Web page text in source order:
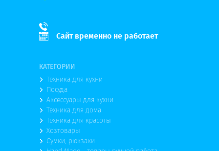
Сайт временно не работает
КАТЕГОРИИ
Техника для кухни
Посуда
Аксессуары для кухни
Техника для дома
Техника для красоты
Хозтовары
Сумки, рюкзаки